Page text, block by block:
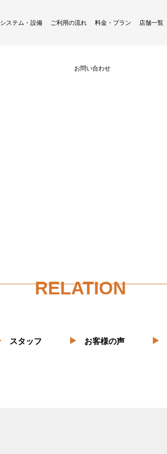
システム・設備 ご利用の流れ 料金・プラン 店舗一覧
お問い合わせ
RELATION
スタッフ お客様の声